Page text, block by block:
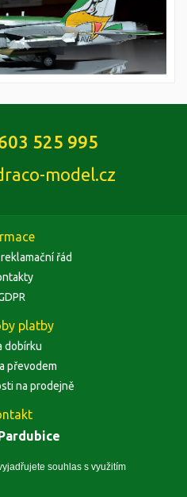
souhlas s využitím
525 995
model.cz
řád
platby
dobírku
převodem
na prodejně
na mapě